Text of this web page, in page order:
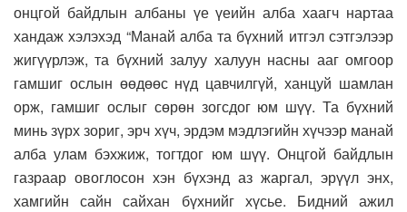
онцгой байдлын албаны үе үеийн алба хаагч нартаа
хандаж хэлэхэд “Манай алба та бүхний итгэл сэтгэлээр
жигүүрлэж, та бүхний залуу халуун насны ааг омгоор
гамшиг ослын өөдөөс нүд цавчилгүй, ханцуй шамлан
орж, гамшиг ослыг сөрөн зогсдог юм шүү. Та бүхний
минь зүрх зориг, эрч хүч, эрдэм мэдлэгийн хүчээр манай
алба улам бэхжиж, тогтдог юм шүү. Онцгой байдлын
газраар овоглосон хэн бүхэнд аз жаргал, эрүүл энх,
хамгийн сайн сайхан бүхнийг хүсье. Бидний ажил